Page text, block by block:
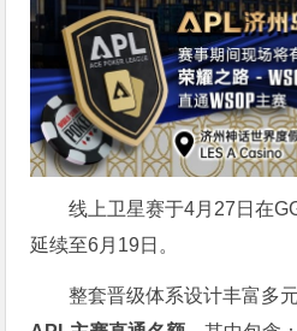
线上卫星赛于4月27日在
延续至6月19日。
整套晋级体系设计丰富多